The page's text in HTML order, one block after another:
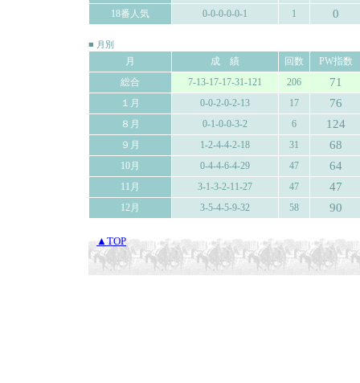
18番人気 0-0-0-0-0-1 1 0
■ 月別
月 成 績 回数
PW指数
総合
7-13-17-17-31-121 206 71
１月 0-0-2-0-2-13 17 76
８月 0-1-0-0-3-2 6 124
９月 1-2-4-4-2-18 31 68
10月 0-4-4-6-4-29 47 64
11月 3-1-3-2-11-27 47 47
12月 3-5-4-5-9-32 58 90
▲TOP